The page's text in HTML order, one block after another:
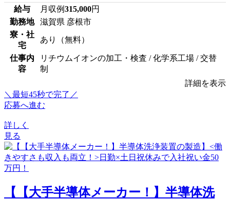
給与 月収例315,000円
勤務地
滋賀県 彦根市
寮・社
宅
あり（無料）
仕事内
容
リチウムイオンの加工・検査 / 化学系工場 / 交替
制
詳細を表示
＼最短45秒で完了／
応募へ進む
詳しく
見る
【【大手半導体メーカー！】半導体洗